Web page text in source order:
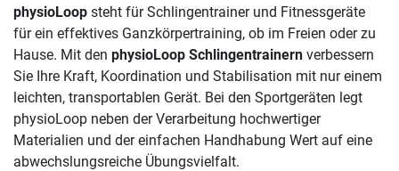
physioLoop steht für Schlingentrainer und Fitnessgeräte
für ein effektives Ganzkörpertraining, ob im Freien oder zu
Hause. Mit den physioLoop Schlingentrainern verbessern
Sie Ihre Kraft, Koordination und Stabilisation mit nur einem
leichten, transportablen Gerät. Bei den Sportgeräten legt
physioLoop neben der Verarbeitung hochwertiger
Materialien und der einfachen Handhabung Wert auf eine
abwechslungsreiche Übungsvielfalt.